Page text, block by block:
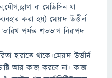
বা মেডিসিন যা
করা হয়) মেয়াদ উত্তীর্ন
পর্যন্ত শতভাগ নিরাপদ
হারাতে থাকে।মেয়াদ উত্তীর্ন
আর কাজ করবে না। কাজ